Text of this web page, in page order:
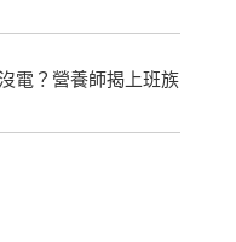
電？營養師揭上班族